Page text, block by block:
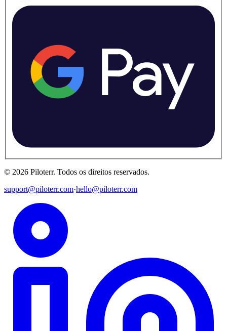
© 2026 Piloterr. Todos os direitos reservados.
support@piloterr.com·hello@piloterr.com